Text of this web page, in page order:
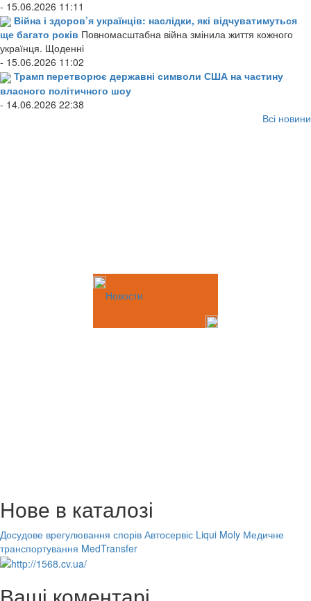
- 15.06.2026 11:11
Війна і здоров’я українців: наслідки, які відчуватимуться
ще багато років Повномасштабна війна змінила життя кожного
українця. Щоденні
- 15.06.2026 11:02
Трамп перетворює державні символи США на частину
власного політичного шоу
- 14.06.2026 22:38
Всі новини
Новости
Нове в каталозі
Досудове врегулювання спорів Автосервіс Liqui Moly Медичне
транспортування MedTransfer